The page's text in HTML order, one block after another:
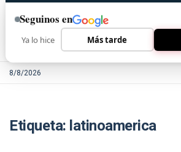
8/8/2026
Etiqueta: latinoamerica
Seguinos en
Ya lo hice Más tarde